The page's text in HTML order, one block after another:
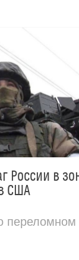
России в
США
переломном